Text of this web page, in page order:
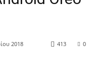
2018 0
413